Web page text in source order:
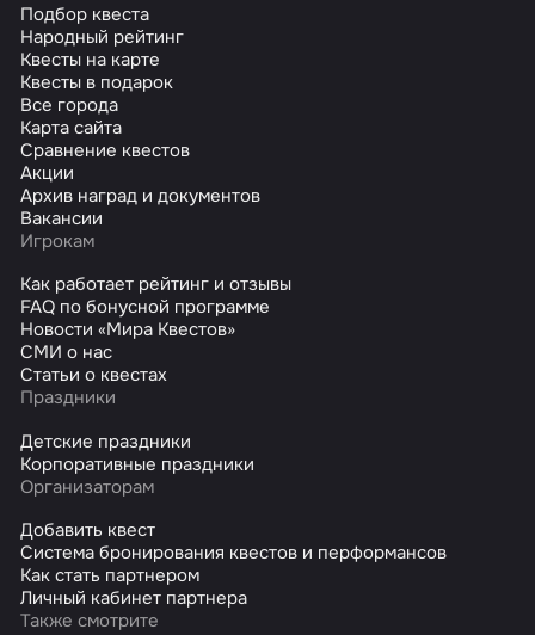
Подбор квеста
Народный рейтинг
Квесты на карте
Квесты в подарок
Все города
Карта сайта
Сравнение квестов
Акции
Архив наград и документов
Вакансии
Игрокам
Как работает рейтинг и отзывы
FAQ по бонусной программе
Новости «Мира Квестов»
СМИ о нас
Статьи о квестах
Праздники
Детские праздники
Корпоративные праздники
Организаторам
Добавить квест
Система бронирования квестов и перформансов
Как стать партнером
Личный кабинет партнера
Также смотрите